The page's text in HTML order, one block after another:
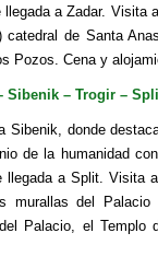
llegada a Zadar. Visita
catedral de Santa
Pozos. Cena y
Sibenik – Trogir –
Sibenik, donde
de la humanidad
llegada a Split. Visita
murallas del Palacio
Palacio, el Templo